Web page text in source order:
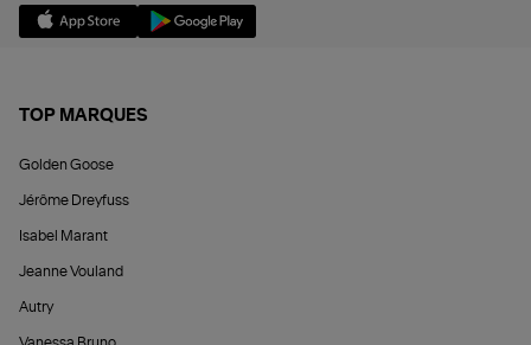
TOP MARQUES
Golden Goose
Jérôme Dreyfuss
Isabel Marant
Jeanne Vouland
Autry